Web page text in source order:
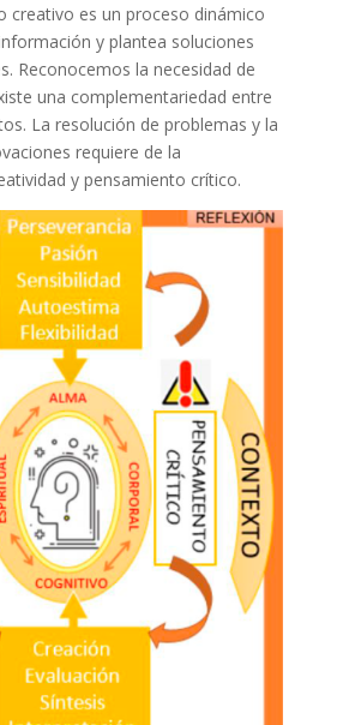
creativo es un proceso dinámico
y plantea soluciones
Reconocemos la necesidad de
una complementariedad entre
La resolución de problemas y la
requiere de la
y pensamiento crítico.